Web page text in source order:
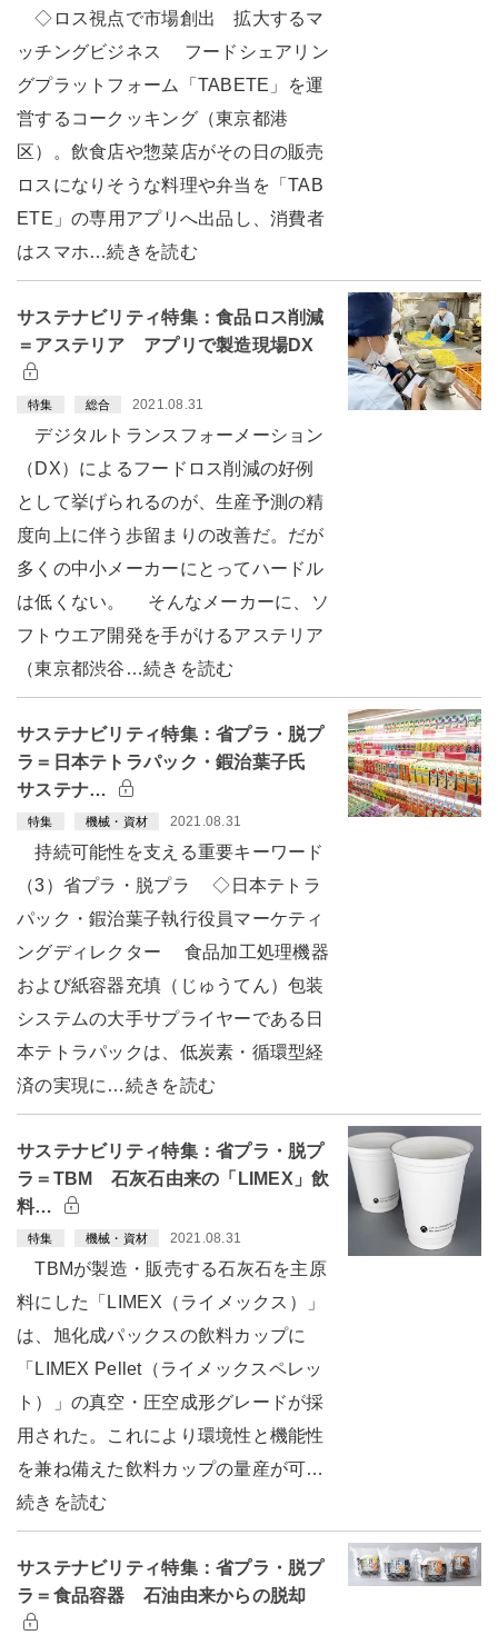
◇ロス視点で市場創出 拡大するマ
ッチングビジネス フードシェアリン
グプラットフォーム「TABETE」を運
営するコークッキング（東京都港
区）。飲食店や惣菜店がその日の販売
ロスになりそうな料理や弁当を「TAB
ETE」の専用アプリへ出品し、消費者
はスマホ…続きを読む
サステナビリティ特集：食品ロス削減
＝アステリア アプリで製造現場DX
特集 総合 2021.08.31
デジタルトランスフォーメーション
（DX）によるフードロス削減の好例
として挙げられるのが、生産予測の精
度向上に伴う歩留まりの改善だ。だが
多くの中小メーカーにとってハードル
は低くない。 そんなメーカーに、ソ
フトウエア開発を手がけるアステリア
（東京都渋谷…続きを読む
サステナビリティ特集：省プラ・脱プ
ラ＝日本テトラパック・鍜治葉子氏
サステナ…
特集 機械・資材 2021.08.31
持続可能性を支える重要キーワード
（3）省プラ・脱プラ ◇日本テトラ
パック・鍜治葉子執行役員マーケティ
ングディレクター 食品加工処理機器
および紙容器充填（じゅうてん）包装
システムの大手サプライヤーである日
本テトラパックは、低炭素・循環型経
済の実現に…続きを読む
サステナビリティ特集：省プラ・脱プ
ラ＝TBM 石灰石由来の「LIMEX」飲
料…
特集 機械・資材 2021.08.31
TBMが製造・販売する石灰石を主原
料にした「LIMEX（ライメックス）」
は、旭化成パックスの飲料カップに
「LIMEX Pellet（ライメックスペレッ
ト）」の真空・圧空成形グレードが採
用された。これにより環境性と機能性
を兼ね備えた飲料カップの量産が可…
続きを読む
サステナビリティ特集：省プラ・脱プ
ラ＝食品容器 石油由来からの脱却